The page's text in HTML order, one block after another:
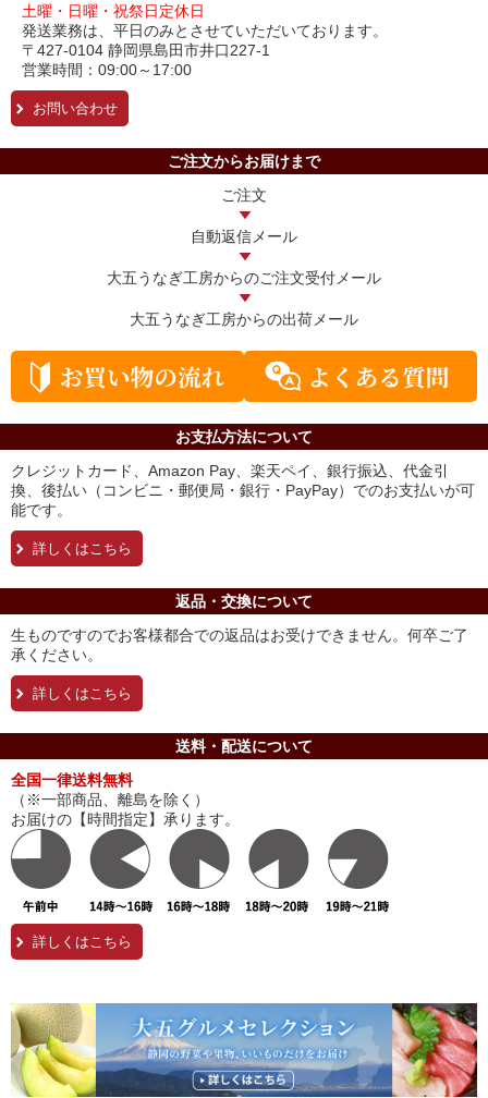
土曜・日曜・祝祭日定休日
発送業務は、平日のみとさせていただいております。
〒427-0104 静岡県島田市井口227-1
営業時間：09:00～17:00
お問い合わせ
ご注文からお届けまで
ご注文
自動返信メール
大五うなぎ工房からのご注文受付メール
大五うなぎ工房からの出荷メール
お支払方法について
クレジットカード、Amazon Pay、楽天ペイ、銀行振込、代金引
換、後払い（コンビニ・郵便局・銀行・PayPay）でのお支払いが可
能です。
詳しくはこちら
返品・交換について
生ものですのでお客様都合での返品はお受けできません。何卒ご了
承ください。
詳しくはこちら
送料・配送について
全国一律送料無料
（※一部商品、離島を除く）
お届けの【時間指定】承ります。
詳しくはこちら